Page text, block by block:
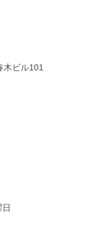
木ビル101